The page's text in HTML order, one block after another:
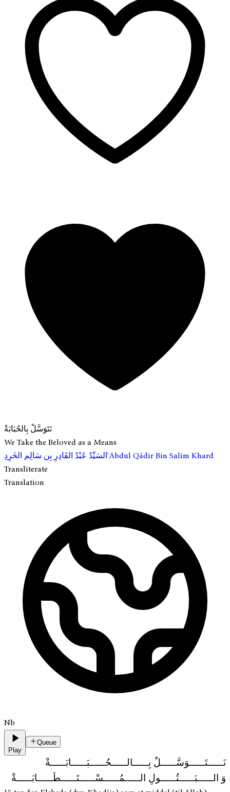
نَتَوَسَّلْ بِالحُبَابَةْ
We Take the Beloved as a Means
السَيِّدُ عَبْدُ القَادِرِ بِن سَالِم الخَرِدِ'Abdul Qādir Bin Salim Khard
Transliterate
Translation
Nb
Play
Queue
نَـــــتَـــــوَسَّـــــلْ بِـــــالـــــحُـــــبَـــــابَـــــةْ
وَ الـــــبَـــــتُـــــولِ الـــــمُـــــسْـــــتَـــــطَـــــابَـــــةْ